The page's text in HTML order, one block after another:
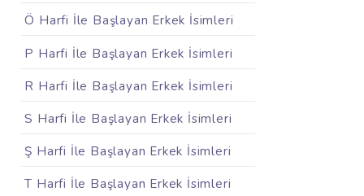
Ö Harfi İle Başlayan Erkek İsimleri
P Harfi İle Başlayan Erkek İsimleri
R Harfi İle Başlayan Erkek İsimleri
S Harfi İle Başlayan Erkek İsimleri
Ş Harfi İle Başlayan Erkek İsimleri
T Harfi İle Başlayan Erkek İsimleri